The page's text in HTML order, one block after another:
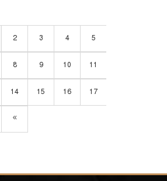
2 3 4 5
8 9 10 11
14 15 16 17